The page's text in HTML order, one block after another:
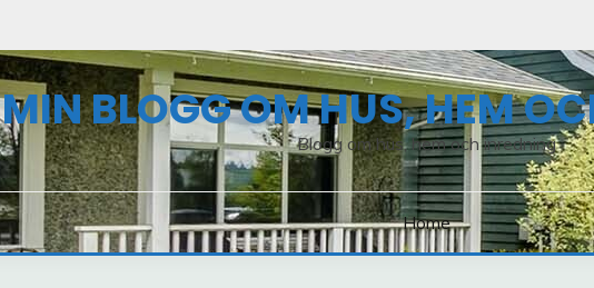
MIN BLOGG OM HUS, HEM
Blogg om hus, hem och inredning
Home